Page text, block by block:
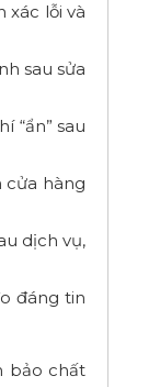
xác lỗi và
sau sửa
“ẩn” sau
cửa hàng
dịch vụ,
đáng tin
bảo chất